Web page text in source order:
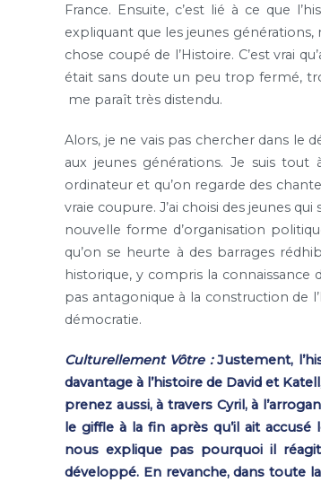
France. Ensuite, c’est lié à ce que
expliquant que les jeunes
chose coupé de l’Histoire. C’est vrai
était sans doute un peu trop fermé,
me paraît très distendu.
Alors, je ne vais pas chercher dans le
aux jeunes générations. Je suis tout
ordinateur et qu’on regarde des
vraie coupure. J’ai choisi des jeunes
nouvelle forme d’organisation
qu’on se heurte à des barrages
historique, y compris la connaissance
pas antagonique à la construction de
démocratie.
Culturellement Vôtre :Justement,
davantage à l’histoire de David et
prenez aussi, à travers Cyril, à
le giffle à la fin après qu’il ait
nous explique pas pourquoi il
développé. En revanche, dans toute